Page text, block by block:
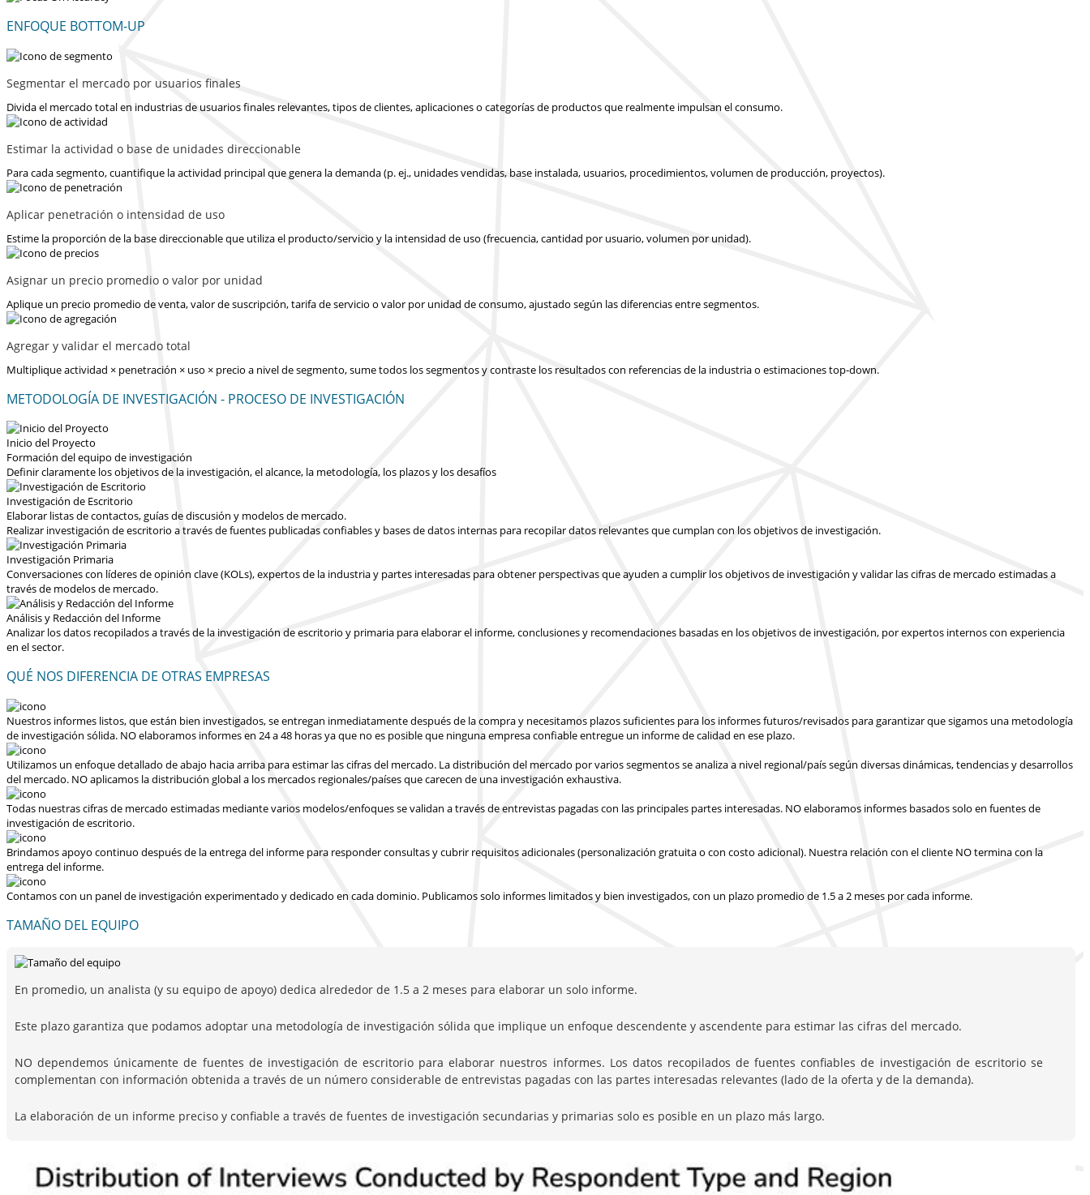
ENFOQUE BOTTOM-UP
Segmentar el mercado por usuarios finales
Divida el mercado total en industrias de usuarios finales relevantes, tipos de clientes, aplicaciones o categorías de productos que realmente impulsan el consumo.
Estimar la actividad o base de unidades direccionable
Para cada segmento, cuantifique la actividad principal que genera la demanda (p. ej., unidades vendidas, base instalada, usuarios, procedimientos, volumen de producción, proyectos).
Aplicar penetración o intensidad de uso
Estime la proporción de la base direccionable que utiliza el producto/servicio y la intensidad de uso (frecuencia, cantidad por usuario, volumen por unidad).
Asignar un precio promedio o valor por unidad
Aplique un precio promedio de venta, valor de suscripción, tarifa de servicio o valor por unidad de consumo, ajustado según las diferencias entre segmentos.
Agregar y validar el mercado total
Multiplique actividad × penetración × uso × precio a nivel de segmento, sume todos los segmentos y contraste los resultados con referencias de la industria o estimaciones top-down.
METODOLOGÍA DE INVESTIGACIÓN - PROCESO DE INVESTIGACIÓN
Inicio del Proyecto
Formación del equipo de investigación
Definir claramente los objetivos de la investigación, el alcance, la metodología, los plazos y los desafíos
Investigación de Escritorio
Elaborar listas de contactos, guías de discusión y modelos de mercado.
Realizar investigación de escritorio a través de fuentes publicadas confiables y bases de datos internas para recopilar datos relevantes que cumplan con los objetivos de investigación.
Investigación Primaria
Conversaciones con líderes de opinión clave (KOLs), expertos de la industria y partes interesadas para obtener perspectivas que ayuden a cumplir los objetivos de investigación y validar las cifras de mercado estimadas a
través de modelos de mercado.
Análisis y Redacción del Informe
Analizar los datos recopilados a través de la investigación de escritorio y primaria para elaborar el informe, conclusiones y recomendaciones basadas en los objetivos de investigación, por expertos internos con experiencia
en el sector.
QUÉ NOS DIFERENCIA DE OTRAS EMPRESAS
Nuestros informes listos, que están bien investigados, se entregan inmediatamente después de la compray necesitamos plazos suficientes para los informes futuros/revisados para garantizar que sigamos una metodología
de investigación sólida. NO elaboramos informes en 24 a 48 horasya que no es posible que ninguna empresa confiable entregue un informe de calidad en ese plazo.
Utilizamos un enfoque detallado de abajo hacia arriba para estimar las cifras del mercado. La distribución del mercado por varios segmentos se analiza a nivel regional/país según diversas dinámicas, tendencias y desarrollos
del mercado. NO aplicamos la distribución global a los mercados regionales/paísesque carecen de una investigación exhaustiva.
Todas nuestras cifras de mercado estimadas mediante varios modelos/enfoques se validan a través de entrevistas pagadas con las principales partes interesadas. NO elaboramos informes basados solo en fuentes de
investigación de escritorio.
Brindamos apoyo continuo después de la entrega del informe para responder consultas y cubrir requisitos adicionales (personalización gratuita o con costo adicional). Nuestra relación con el cliente NO termina con la
entrega del informe.
Contamos con un panel de investigación experimentado y dedicado en cada dominio. Publicamos solo informes limitados y bien investigados, con un plazo promedio de 1.5 a 2 meses por cada informe.
TAMAÑO DEL EQUIPO
En promedio, un analista (y su equipo de apoyo) dedica alrededor de 1.5 a 2 meses para elaborar un solo informe.
Este plazo garantiza que podamos adoptar una metodología de investigación sólida que implique un enfoque descendente y ascendente para estimar las cifras del mercado.
NO dependemos únicamente de fuentes de investigación de escritorio para elaborar nuestros informes. Los datos recopilados de fuentes confiables de investigación de escritorio se
complementan con información obtenida a través de un número considerable de entrevistas pagadas con las partes interesadas relevantes (lado de la oferta y de la demanda).
La elaboración de un informe preciso y confiable a través de fuentes de investigación secundarias y primarias solo es posible en un plazo más largo.